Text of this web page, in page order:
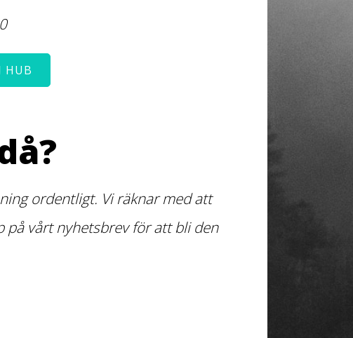
HUB
ordentligt. Vi räknar med att
på vårt nyhetsbrev för att bli den